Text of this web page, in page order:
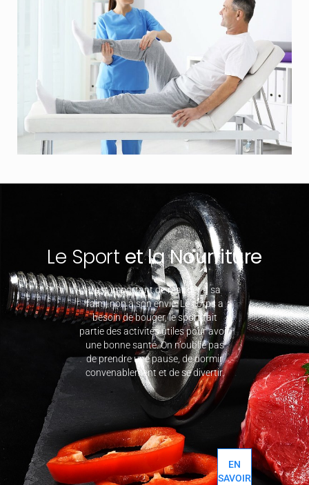
Le Sport et la Nourriture
Il est important de manger à sa
faim, non à son envie. Le corps a
besoin de bouger, le sport fait
partie des activités utiles pour avoir
une bonne santé. On n’oublie pas
de prendre une pause, de dormir
convenablement et de se divertir.
EN
SAVOIR